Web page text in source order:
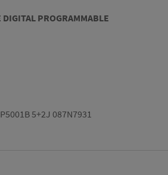
PROGRAMMABLE
5+2J 087N7931